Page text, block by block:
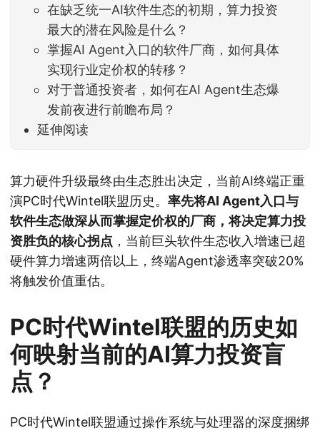
在缺乏统一AI软件生态的初期，算力投资
最大的潜在风险是什么？
掌握AI Agent入口的软件厂商，如何具体
实现行业定价权的转移？
对于普通投资者，如何在AI Agent生态爆
发前夜进行前瞻布局？
延伸阅读
算力硬件升级最终由生态胜出决定，当前AI终端正重
演PC时代Wintel联盟历史。 率先将AI Agent入口与
软件生态做深从而掌握定价权的厂商，将决定算力投
资胜负的核心拐点 ，当前巨头软件生态收入增速已超
硬件算力增速两倍以上，终端Agent渗透率突破20%
将触发价值重估。
PC时代Wintel联盟的历史如
何映射当前的AI算力投资盲
点？
PC时代Wintel联盟通过操作系统与处理器的深度捆绑